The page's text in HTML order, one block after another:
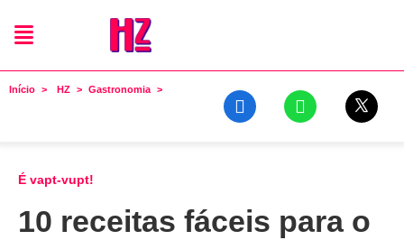
Início HZ Gastronomia
É vapt-vupt!
10 receitas fáceis para o